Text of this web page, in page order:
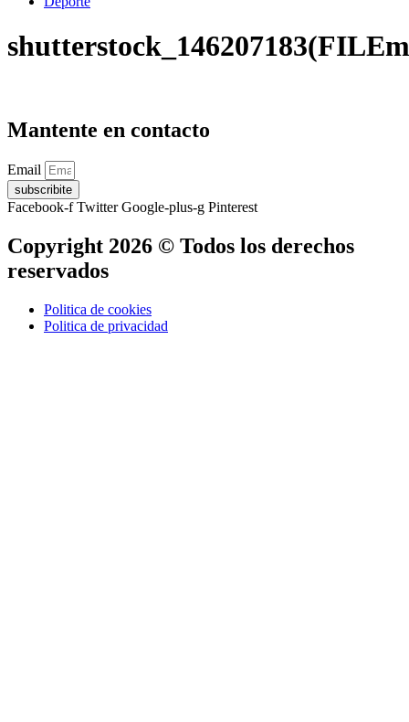
Mantente en contacto
Email
subscribite
Facebook-f Twitter Google-plus-g Pinterest
Copyright 2026 © Todos los derechos
reservados
Politica de cookies
Politica de privacidad